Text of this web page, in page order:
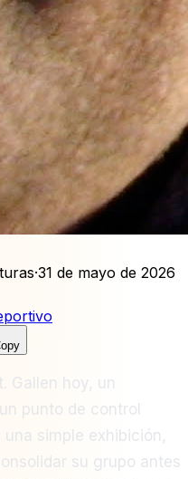
·31 de mayo de 2026
Gallen hoy, un
punto de control
simple exhibición,
su grupo antes